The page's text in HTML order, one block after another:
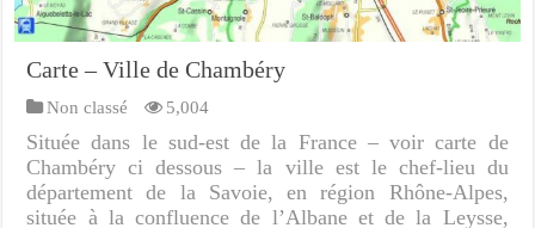
Carte – Ville de Chambéry
Non classé 5,004
Située dans le sud-est de la France – voir carte de
Chambéry ci dessous – la ville est le chef-lieu du
département de la Savoie, en région Rhône-Alpes,
située à la confluence de l’Albane et de la Leysse,